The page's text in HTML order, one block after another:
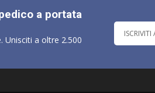
a portata
Unisciti a oltre 2.500
ISCRIVITI